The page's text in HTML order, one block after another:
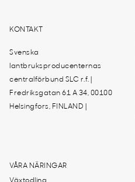
KONTAKT
Svenska
lantbruksproducenternas
centralförbund SLC r.f. |
Fredriksgatan 61 A 34, 00100
Helsingfors, FINLAND |
VÅRA NÄRINGAR